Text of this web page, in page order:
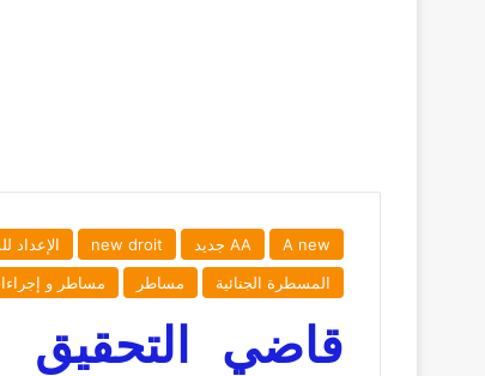
A new AA جديد new droit الإعداد
المسطرة الجنائية
مساطر مساطر و
قاضي التحقيق